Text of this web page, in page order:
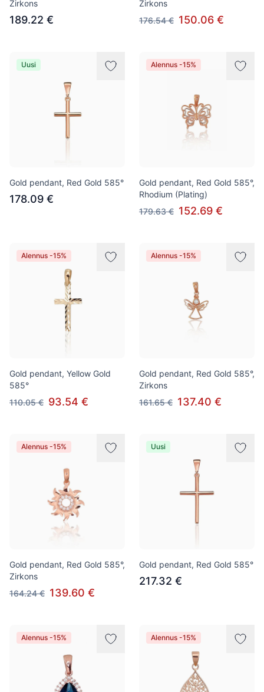
Zirkons
189.22 €
Zirkons
176.54 € 150.06 €
Uusi
Gold pendant, Red Gold 585°
178.09 €
Alennus -15%
Gold pendant, Red Gold 585°,
Rhodium (Plating)
179.63 € 152.69 €
Alennus -15%
Gold pendant, Yellow Gold
585°
110.05 € 93.54 €
Alennus -15%
Gold pendant, Red Gold 585°,
Zirkons
161.65 € 137.40 €
Alennus -15%
Gold pendant, Red Gold 585°,
Zirkons
164.24 € 139.60 €
Uusi
Gold pendant, Red Gold 585°
217.32 €
Alennus -15% Alennus -15%